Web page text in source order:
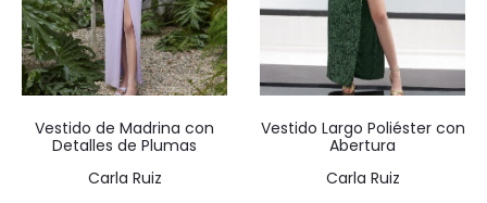
Vestido de Madrina con
Detalles de Plumas
Carla Ruiz
Vestido Largo Poliéster con
Abertura
Carla Ruiz